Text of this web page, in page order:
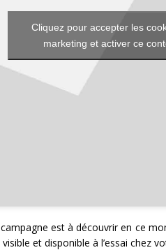
Cliquez pour accepter les
marketing et activer ce
est à découvrir en ce
et disponible à l’essai chez